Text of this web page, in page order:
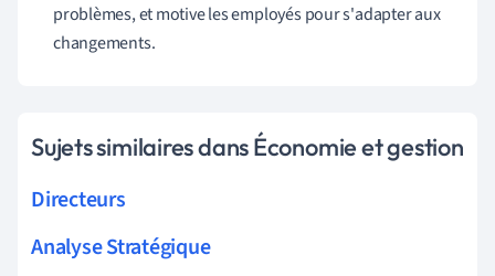
problèmes, et motive les employés pour s'adapter aux
changements.
Sujets similaires dans Économie et gestion
Directeurs
Analyse Stratégique